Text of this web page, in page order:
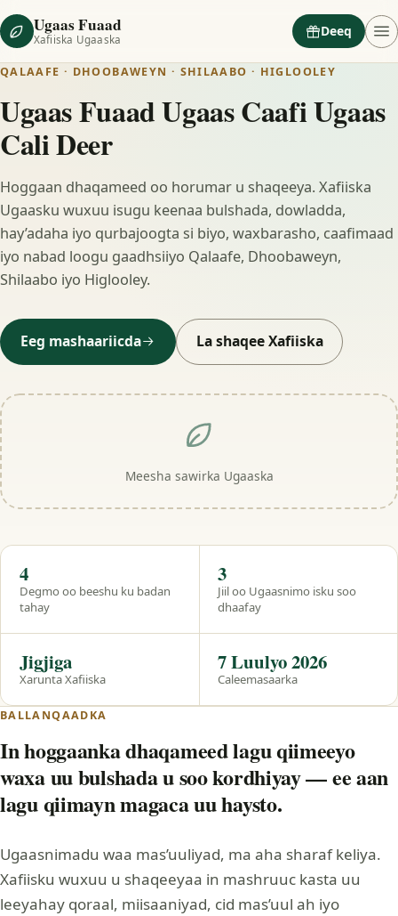
Ugaas Fuaad
Xafiiska Ugaaska
Deeq
QALAAFE · DHOOBAWEYN · SHILAABO · HIGLOOLEY
Ugaas Fuaad Ugaas Caafi Ugaas
Cali Deer
Hoggaan dhaqameed oo horumar u shaqeeya. Xafiiska
Ugaasku wuxuu isugu keenaa bulshada, dowladda,
hay’adaha iyo qurbajoogta si biyo, waxbarasho, caafimaad
iyo nabad loogu gaadhsiiyo Qalaafe, Dhoobaweyn,
Shilaabo iyo Higlooley.
Eeg mashaariicda La shaqee Xafiiska
Meesha sawirka Ugaaska
Hal eeg
Degmo oo beeshu ku badan
tahay
4
Jiil oo Ugaasnimo isku soo
dhaafay
3
Xarunta Xafiiska
Jigjiga
Caleemasaarka
7 Luulyo 2026
BALLANQAADKA
In hoggaanka dhaqameed lagu qiimeeyo
waxa uu bulshada u soo kordhiyay — ee aan
lagu qiimayn magaca uu haysto.
Ugaasnimadu waa mas’uuliyad, ma aha sharaf keliya.
Xafiisku wuxuu u shaqeeyaa in mashruuc kasta uu
leeyahay qoraal, miisaaniyad, cid mas’uul ah iyo